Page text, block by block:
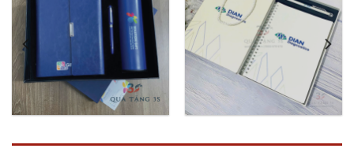
Add to
Wishlist
Bộ Giftset Sổ Tay
Bút Ký Bình Giữ
Nhiệt In Logo
320,000.00
Add to
Wishlist
BỘ QUÀ TẶNG SỔ
LÒ XO – BÚT BI GIÁ
RẺ BQT3S.054
78,000.00